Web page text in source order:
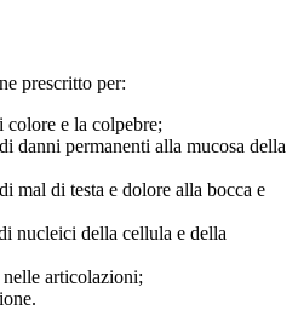
prescritto per:
colore e la colpebre;
danni permanenti alla mucosa della
mal di testa e dolore alla bocca e
nucleici della cellula e della
articolazioni;